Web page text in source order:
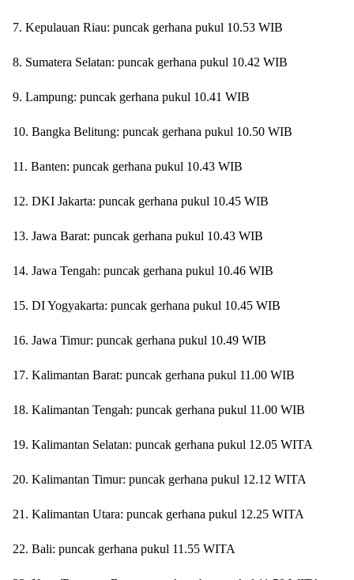
7. Kepulauan Riau: puncak gerhana pukul 10.53 WIB
8. Sumatera Selatan: puncak gerhana pukul 10.42 WIB
9. Lampung: puncak gerhana pukul 10.41 WIB
10. Bangka Belitung: puncak gerhana pukul 10.50 WIB
11. Banten: puncak gerhana pukul 10.43 WIB
12. DKI Jakarta: puncak gerhana pukul 10.45 WIB
13. Jawa Barat: puncak gerhana pukul 10.43 WIB
14. Jawa Tengah: puncak gerhana pukul 10.46 WIB
15. DI Yogyakarta: puncak gerhana pukul 10.45 WIB
16. Jawa Timur: puncak gerhana pukul 10.49 WIB
17. Kalimantan Barat: puncak gerhana pukul 11.00 WIB
18. Kalimantan Tengah: puncak gerhana pukul 11.00 WIB
19. Kalimantan Selatan: puncak gerhana pukul 12.05 WITA
20. Kalimantan Timur: puncak gerhana pukul 12.12 WITA
21. Kalimantan Utara: puncak gerhana pukul 12.25 WITA
22. Bali: puncak gerhana pukul 11.55 WITA